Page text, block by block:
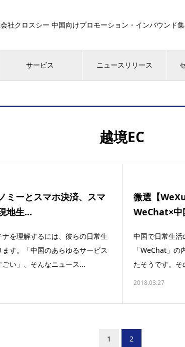
社クロスシー 中国向けプロモーション・インバウンド
サービス ニュースリリース
越境EC
ミーとスマホ決済、スマ
地生...
を理解するには、彼らの日常生
す。「中国のあらゆるサービス
い」、そんなニュース...
微選【
WeChat×中
中国で日常生活
「WeChat」
たそうです。
2018.03.27
1 2